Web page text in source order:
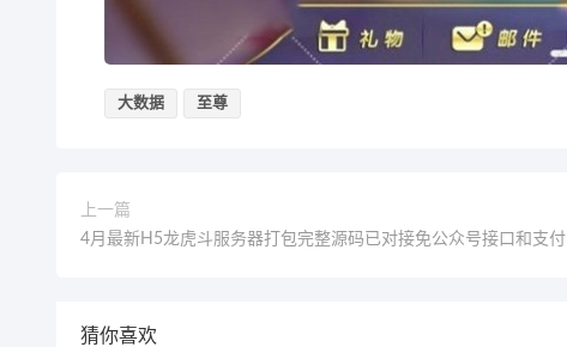
大数据 至尊
上一篇
4月最新H5龙虎斗服务器打包完整源码已对接免公众号接口和支付
猜你喜欢